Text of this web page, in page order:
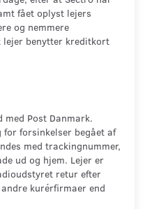
fået oplyst lejers
og nemmere
lejer benytter kreditkort
med Post Danmark.
for forsinkelser begået af
med trackingnummer,
ud og hjem. Lejer er
retur efter
kurérfirmaer end